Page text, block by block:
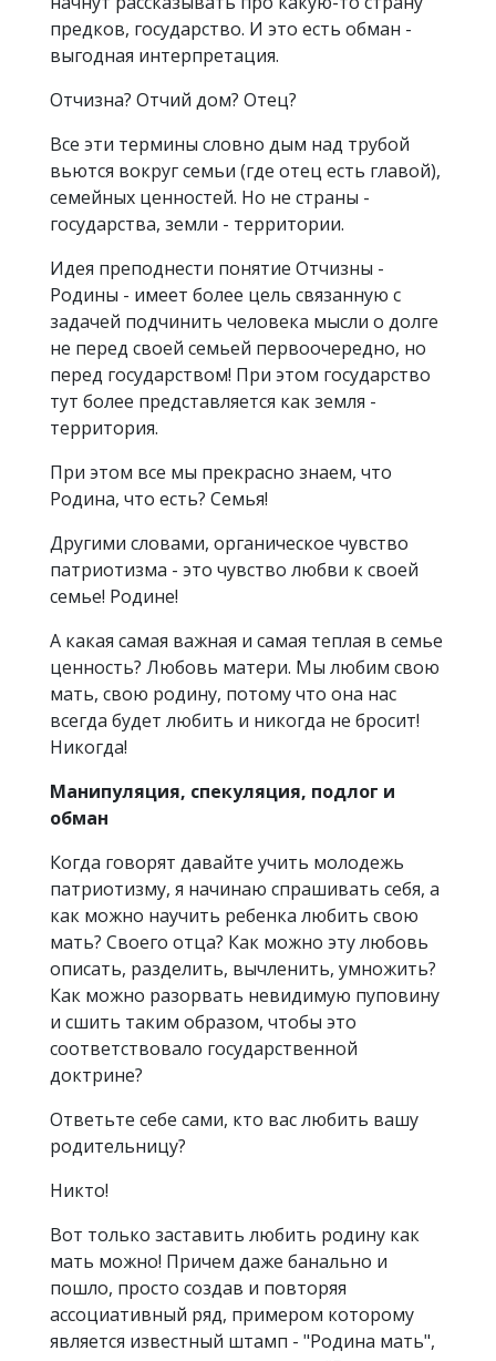
предков, государство. И это есть обман -
выгодная интерпретация.
Отчизна? Отчий дом? Отец?
Все эти термины словно дым над трубой
вьются вокруг семьи (где отец есть главой),
семейных ценностей. Но не страны -
государства, земли - территории.
Идея преподнести понятие Отчизны -
Родины - имеет более цель связанную с
задачей подчинить человека мысли о долге
не перед своей семьей первоочередно, но
перед государством! При этом государство
тут более представляется как земля -
территория.
При этом все мы прекрасно знаем, что
Родина, что есть? Семья!
Другими словами, органическое чувство
патриотизма - это чувство любви к своей
семье! Родине!
А какая самая важная и самая теплая в семье
ценность? Любовь матери. Мы любим свою
мать, свою родину, потому что она нас
всегда будет любить и никогда не бросит!
Никогда!
Манипуляция, спекуляция, подлог и
обман
Когда говорят давайте учить молодежь
патриотизму, я начинаю спрашивать себя, а
как можно научить ребенка любить свою
мать? Своего отца? Как можно эту любовь
описать, разделить, вычленить, умножить?
Как можно разорвать невидимую пуповину
и сшить таким образом, чтобы это
соответствовало государственной
доктрине?
Ответьте себе сами, кто вас любить вашу
родительницу?
Никто!
Вот только заставить любить родину как
мать можно! Причем даже банально и
пошло, просто создав и повторяя
ассоциативный ряд, примером которому
является известный штамп - "Родина мать",